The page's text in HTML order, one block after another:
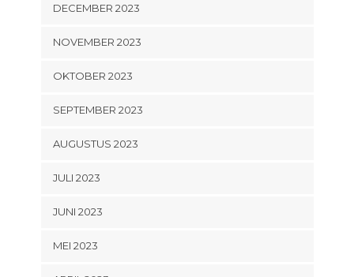
DECEMBER 2023
NOVEMBER 2023
OKTOBER 2023
SEPTEMBER 2023
AUGUSTUS 2023
JULI 2023
JUNI 2023
MEI 2023